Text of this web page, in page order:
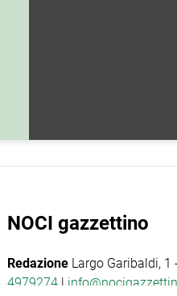
NOCI gazzettino
Redazione Largo Garibaldi,
4979274 |